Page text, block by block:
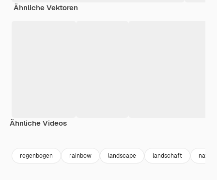
Ähnliche Vektoren
Ähnliche Videos
regenbogen rainbow landscape landschaft natur